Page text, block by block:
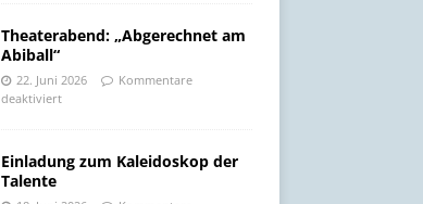
Theaterabend: „Abgerechnet am
Abiball“
22. Juni 2026
Kommentare
deaktiviert
Einladung zum Kaleidoskop der
Talente